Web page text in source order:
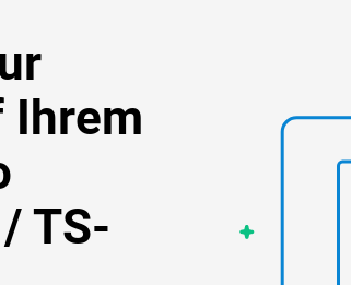
Ihrem
TS-